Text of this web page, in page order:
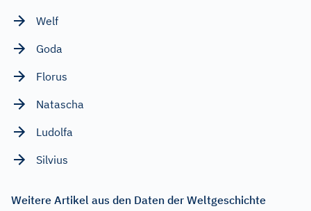
Welf
Goda
Florus
Natascha
Ludolfa
Silvius
Weitere Artikel aus den Daten der Weltgeschichte